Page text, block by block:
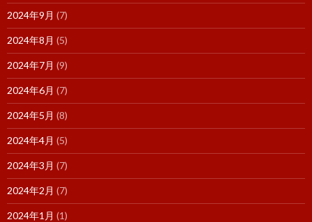
2024年9月 (7)
2024年8月 (5)
2024年7月 (9)
2024年6月 (7)
2024年5月 (8)
2024年4月 (5)
2024年3月 (7)
2024年2月 (7)
2024年1月 (1)